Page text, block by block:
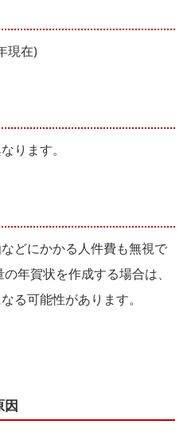
現在)
ります。
どにかかる人件費も無視で
年賀状を作成する場合は、
る可能性があります。
因